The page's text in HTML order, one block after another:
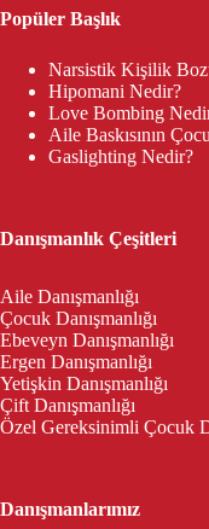
Popüler Başlık
Narsistik Kişilik
Hipomani Nedir?
Love Bombing
Aile Baskısının
Gaslighting Nedir?
Danışmanlık Çeşitleri
Aile Danışmanlığı
Çocuk Danışmanlığı
Ebeveyn Danışmanlığı
Ergen Danışmanlığı
Yetişkin Danışmanlığı
Çift Danışmanlığı
Özel Gereksinimli Çocuk
Danışmanlarımız